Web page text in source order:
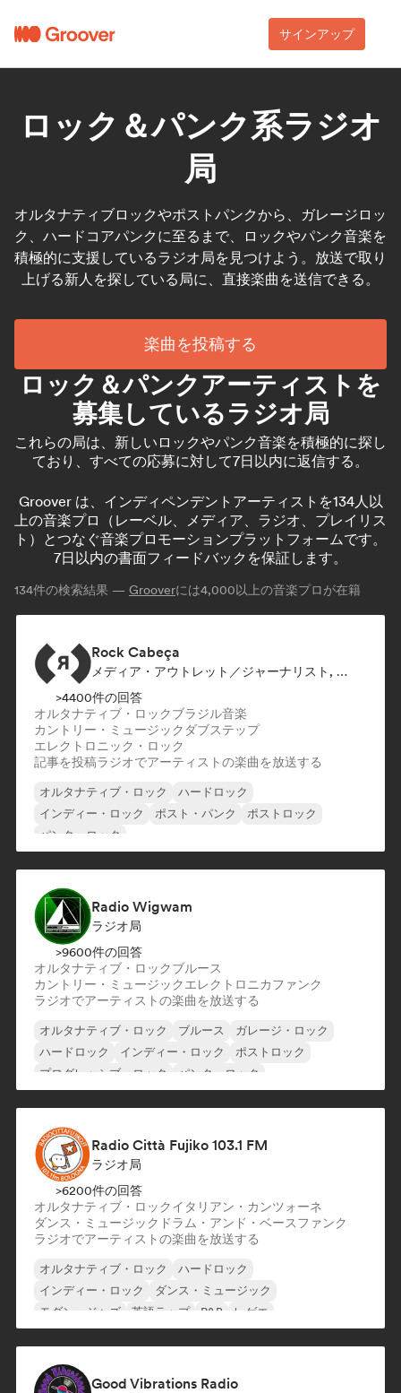
サインアップ
ロック＆パンク系ラジオ
局
オルタナティブロックやポストパンクから、ガレージロッ
ク、ハードコアパンクに至るまで、ロックやパンク音楽を
積極的に支援しているラジオ局を見つけよう。放送で取り
上げる新人を探している局に、直接楽曲を送信できる。
楽曲を投稿する
ロック＆パンクアーティストを
募集しているラジオ局
これらの局は、新しいロックやパンク音楽を積極的に探し
ており、すべての応募に対して7日以内に返信する。
Groover は、インディペンデントアーティストを134人以
上の音楽プロ（レーベル、メディア、ラジオ、プレイリス
ト）とつなぐ音楽プロモーションプラットフォームです。
7日以内の書面フィードバックを保証します。
134件の検索結果 — Grooverには4,000以上の音楽プロが在籍
Rock Cabeça
メディア・アウトレット／ジャーナリスト, ラジオ局
>4400件の回答
オルタナティブ・ロックブラジル音楽
カントリー・ミュージック ダブステップ
エレクトロニック・ロック
記事を投稿ラジオでアーティストの楽曲を放送する
オルタナティブ・ロック
ハードロック
インディー・ロック
ポスト・パンク
ポストロック
パンク・ロック
Radio Wigwam
ラジオ局
>9600件の回答
オルタナティブ・ロックブルース
カントリー・ミュージックエレクトロニカファンク
ラジオでアーティストの楽曲を放送する
オルタナティブ・ロック ブルース
ガレージ・ロック
ハードロック
インディー・ロック
ポストロック
プログレッシブ・ロック
パンク・ロック
Radio Città Fujiko 103.1 FM
ラジオ局
>6200件の回答
オルタナティブ・ロックイタリアン・カンツォーネ
ダンス・ミュージック ドラム・アンド・ベースファンク
ラジオでアーティストの楽曲を放送する
オルタナティブ・ロック
ハードロック
インディー・ロック
ダンス・ミュージック
モダン・ジャズ
英語ラップ R&B レゲエ
Good Vibrations Radio